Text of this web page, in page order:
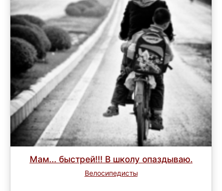
Мам... быстрей!!! В школу опаздываю.
Велосипедисты